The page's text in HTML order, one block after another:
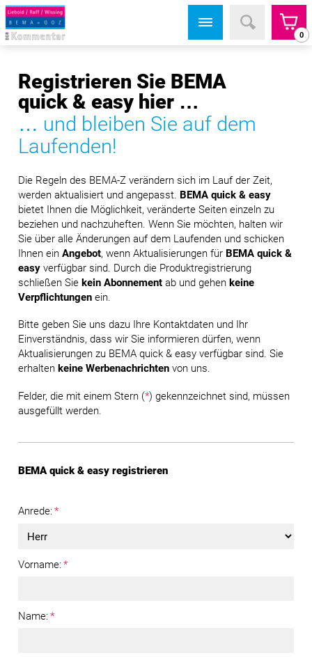
0
Registrieren Sie BEMA
quick & easy hier …
… und bleiben Sie auf dem
Laufenden!
Die Regeln des BEMA-Z verändern sich im Lauf der Zeit,
werden aktualisiert und angepasst. BEMA quick & easy
bietet Ihnen die Möglichkeit, veränderte Seiten einzeln zu
beziehen und nachzuheften. Wenn Sie möchten, halten wir
Sie über alle Änderungen auf dem Laufenden und schicken
Ihnen einAngebot, wenn Aktualisierungen für BEMA quick &
easy verfügbar sind. Durch die Produktregistrierung
schließen Siekein Abonnement ab und gehenkeine
Verpflichtungen ein.
Bitte geben Sie uns dazu Ihre Kontaktdaten und Ihr
Einverständnis, dass wir Sie informieren dürfen, wenn
Aktualisierungen zu BEMA quick & easy verfügbar sind. Sie
erhalten keine Werbenachrichten von uns.
Felder, die mit einem Stern (*) gekennzeichnet sind, müssen
ausgefüllt werden.
BEMA quick & easy registrieren
Anrede: *
Vorname: *
Name: *